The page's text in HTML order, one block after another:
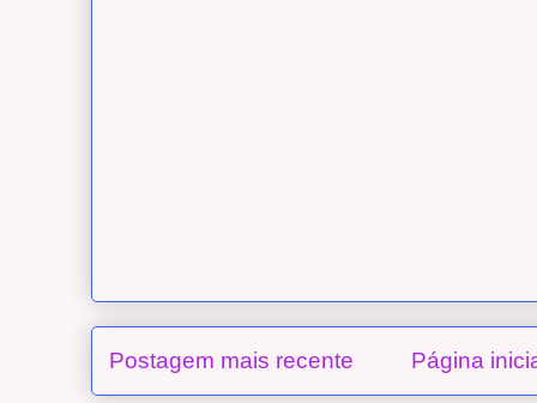
Postagem mais recente Página